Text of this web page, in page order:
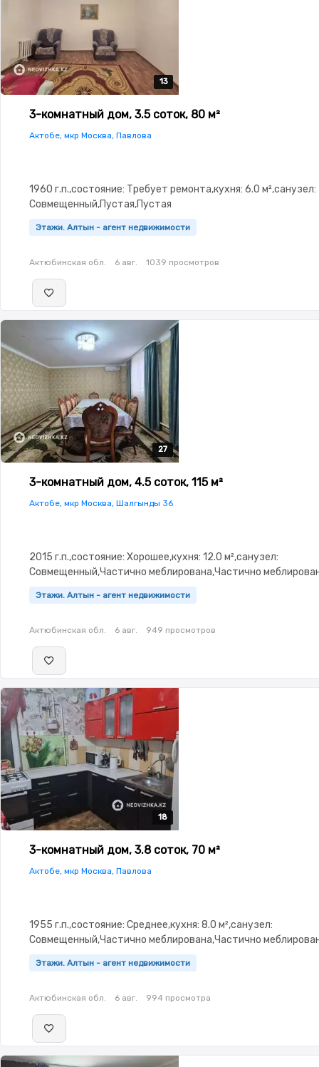
13
13
13
13
13
3-комнатный дом, 3.5 соток, 80 м²
Актобе, мкр Москва, Павлова
1960 г.п.,состояние: Требует ремонта,кухня: 6.0 м²,санузел:
Совмещенный,Пустая,Пустая
Этажи. Алтын - агент недвижимости
Актюбинская обл. 6 авг. 1039 просмотров
27
27
27
27
27
3-комнатный дом, 4.5 соток, 115 м²
Актобе, мкр Москва, Шалгынды 36
2015 г.п.,состояние: Хорошее,кухня: 12.0 м²,санузел:
Совмещенный,Частично меблирована,Частично
3.0
Этажи. Алтын - агент недвижимости
Актюбинская обл. 6 авг. 949 просмотров
18
18
18
18
18
3-комнатный дом, 3.8 соток, 70 м²
Актобе, мкр Москва, Павлова
1955 г.п.,состояние: Среднее,кухня: 8.0 м²,санузел:
Совмещенный,Частично меблирована,Частично
3.0
Этажи. Алтын - агент недвижимости
Актюбинская обл. 6 авг. 994 просмотра